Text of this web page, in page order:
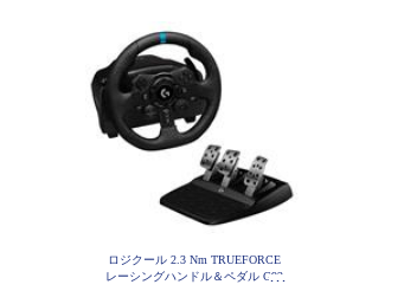
ロジクール 2.3 Nm TRUEFORCE
レーシングハンドル＆ペダル G92